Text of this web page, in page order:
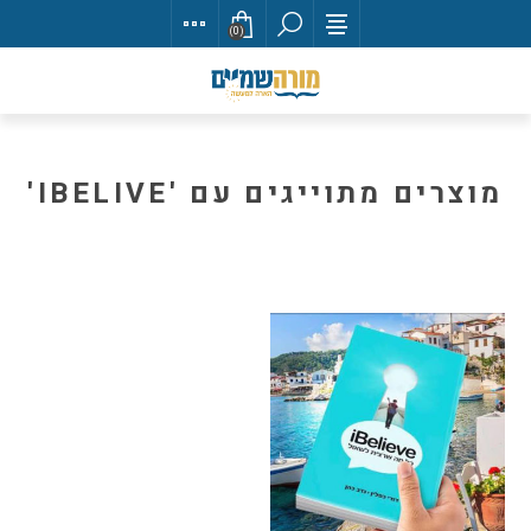
(0)
מוצרים מתוייגים עם 'IBELIVE'